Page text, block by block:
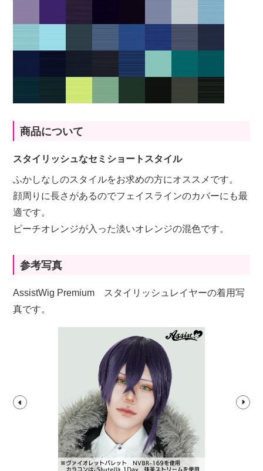
商品について
スタイリッシュなセミショートスタイル
ふかしなしのスタイルをお求めの方にオススメです。
顔周りに長さがあるのでフェイスラインのカバーにも最
適です。
ピーチオレンジが入った淡いオレンジの混色です。
参考写真
AssistWig Premium スタイリッシュレイヤーの着用写
真です。